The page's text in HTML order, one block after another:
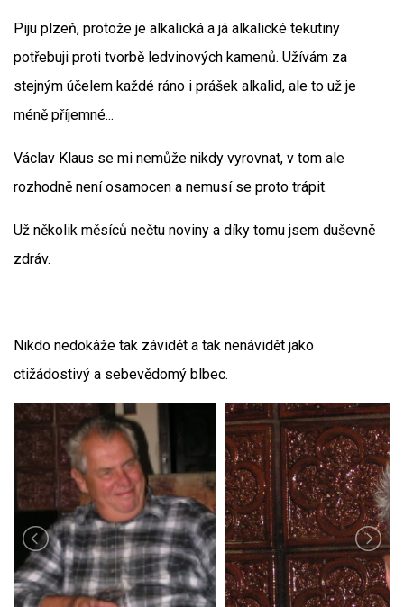
Piju plzeň, protože je alkalická a já alkalické tekutiny
potřebuji proti tvorbě ledvinových kamenů. Užívám za
stejným účelem každé ráno i prášek alkalid, ale to už je
méně příjemné...
Václav Klaus se mi nemůže nikdy vyrovnat, v tom ale
rozhodně není osamocen a nemusí se proto trápit.
Už několik měsíců nečtu noviny a díky tomu jsem duševně
zdráv.
Nikdo nedokáže tak závidět a tak nenávidět jako
ctižádostivý a sebevědomý blbec.